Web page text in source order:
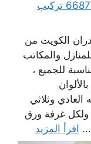
فني تركيب ورق جدران الكويت 66874433 تركيب
الكويت من
والمكاتب
للجميع ،
العادي وثلاثي
ولكل غرفة ورق
اقرأ المزيد